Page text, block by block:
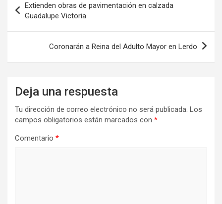
de
entradas
Extienden obras de pavimentación en calzada
Guadalupe Victoria
Coronarán a Reina del Adulto Mayor en Lerdo
Deja una respuesta
Tu dirección de correo electrónico no será publicada. Los
campos obligatorios están marcados con *
Comentario *